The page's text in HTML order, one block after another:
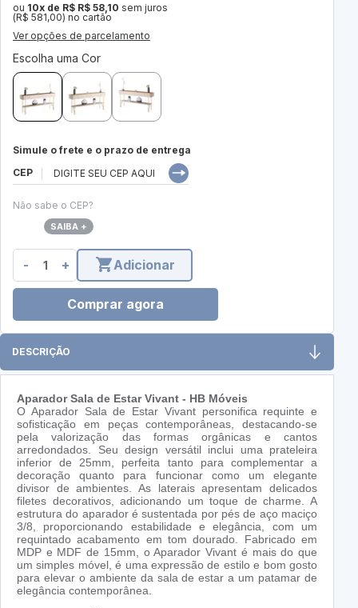
ou 10x de R$ R$ 58,10 sem juros
(R$ 581,00) no cartão
Ver opções de parcelamento
Escolha uma Cor
Simule o frete e o prazo de entrega
CEP
Não sabe o CEP?
SAIBA +
- + Adicionar
Comprar agora
DESCRIÇÃO
Aparador Sala de Estar Vivant - HB Móveis
O Aparador Sala de Estar Vivant personifica requinte e
sofisticação em peças contemporâneas, destacando-se
pela valorização das formas orgânicas e cantos
arredondados. Seu design versátil inclui uma prateleira
inferior de 25mm, perfeita tanto para complementar a
decoração quanto para funcionar como um elegante
divisor de ambientes. As laterais apresentam delicados
filetes decorativos, adicionando um toque de charme. A
estrutura do aparador é sustentada por pés de aço maciço
3/8, proporcionando estabilidade e elegância, com um
requintado acabamento em tom dourado. Fabricado em
MDP e MDF de 15mm, o Aparador Vivant é mais do que
um simples móvel, é uma expressão de estilo e bom gosto
para elevar o ambiente da sala de estar a um patamar de
elegância contemporânea.